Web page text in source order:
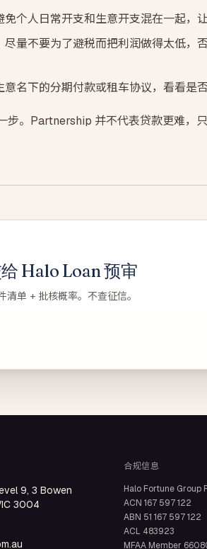
个人日常开支和生意开支混在一起，
量不要为了避税而把利润做得太低，
名下的分期付款或租车协议，看看是
步。Partnership 并不代表贷款更难，
Halo Loan 预审
单 + 批核概率。不查征信。
9, 3 Bowen
3004
合规信息
Halo Fortune Group
ACN 167 597 122
ABN 51 167 597 122
ACL 483923
MFAA Member